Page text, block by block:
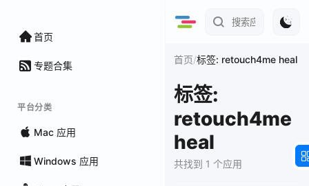
首页
专题合集
平台分类
Mac 应用
Windows 应用
首页/标签: retouch4me heal
标签:
retouch4me
heal
共找到 1 个应用